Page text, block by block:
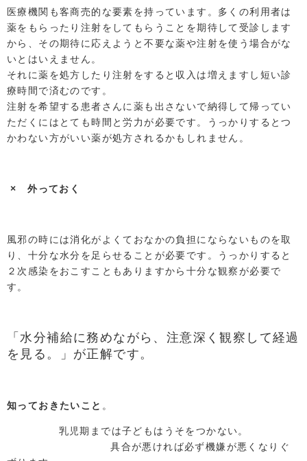
医療機関も客商売的な要素を持っています。多くの利用者は
薬をもらったり注射をしてもらうことを期待して受診します
から、その期待に応えようと不要な薬や注射を使う場合がな
いとはいえません。
それに薬を処方したり注射をすると収入は増えますし短い診
療時間で済むのです。
注射を希望する患者さんに薬も出さないで納得して帰ってい
ただくにはとても時間と労力が必要です。うっかりするとつ
かわない方がいい薬が処方されるかもしれません。
× 外っておく
風邪の時には消化がよくておなかの負担にならないものを取
り、十分な水分を足らせることが必要です。うっかりすると
２次感染をおこすこともありますから十分な観察が必要で
す。
「水分補給に務めながら、注意深く観察して経過
を見る。」が正解です。
知っておきたいこと 。
乳児期までは子どもはうそをつかない。
具合が悪ければ必ず機嫌が悪くなりぐ